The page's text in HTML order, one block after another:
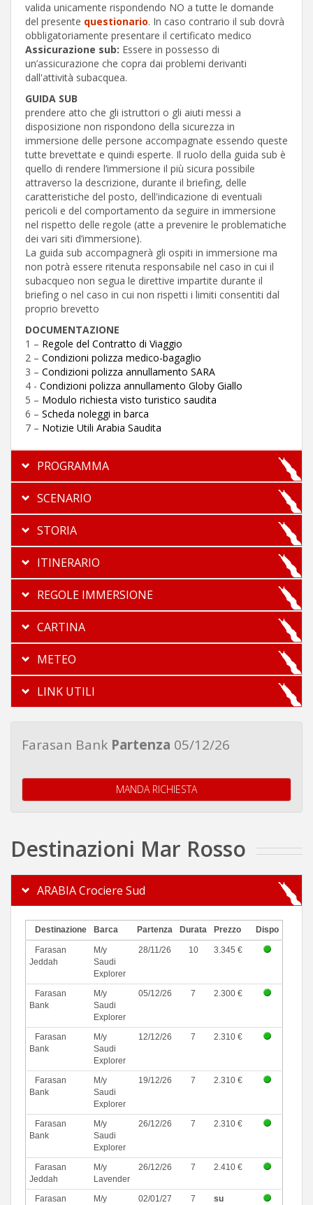
valida unicamente rispondendo NO a tutte le domande
del presente questionario. In caso contrario il sub dovrà
obbligatoriamente presentare il certificato medico
Assicurazione sub: Essere in possesso di
un’assicurazione che copra dai problemi derivanti
dall'attività subacquea.
GUIDA SUB
prendere atto che gli istruttori o gli aiuti messi a
disposizione non rispondono della sicurezza in
immersione delle persone accompagnate essendo queste
tutte brevettate e quindi esperte. Il ruolo della guida sub è
quello di rendere l’immersione il più sicura possibile
attraverso la descrizione, durante il briefing, delle
caratteristiche del posto, dell'indicazione di eventuali
pericoli e del comportamento da seguire in immersione
nel rispetto delle regole (atte a prevenire le problematiche
dei vari siti d’immersione).
La guida sub accompagnerà gli ospiti in immersione ma
non potrà essere ritenuta responsabile nel caso in cui il
subacqueo non segua le direttive impartite durante il
briefing o nel caso in cui non rispetti i limiti consentiti dal
proprio brevetto
DOCUMENTAZIONE
1 – Regole del Contratto di Viaggio
2 – Condizioni polizza medico-bagaglio
3 – Condizioni polizza annullamento SARA
4 - Condizioni polizza annullamento Globy Giallo
5 – Modulo richiesta visto turistico saudita
6 – Scheda noleggi in barca
7 – Notizie Utili Arabia Saudita
PROGRAMMA
SCENARIO
STORIA
ITINERARIO
REGOLE IMMERSIONE
CARTINA
METEO
LINK UTILI
Farasan Bank Partenza 05/12/26
MANDA RICHIESTA
Destinazioni Mar Rosso
ARABIA Crociere Sud
Destinazione Barca Partenza Durata Prezzo Dispo
Farasan
Jeddah
M/y
Saudi
Explorer
28/11/26 10 3.345 €
Farasan
Bank
M/y
Saudi
Explorer
05/12/26 7 2.300 €
Farasan
Bank
M/y
Saudi
Explorer
12/12/26 7 2.310 €
Farasan
Bank
M/y
Saudi
Explorer
19/12/26 7 2.310 €
Farasan
Bank
M/y
Saudi
Explorer
26/12/26 7 2.310 €
Farasan
Jeddah
M/y
Lavender
26/12/26 7 2.410 €
Farasan
M/y
02/01/27 7
su